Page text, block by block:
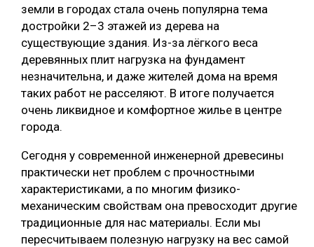
земли в городах стала очень популярна тема
достройки 2–3 этажей из дерева на
существующие здания. Из-за лёгкого веса
деревянных плит нагрузка на фундамент
незначительна, и даже жителей дома на время
таких работ не расселяют. В итоге получается
очень ликвидное и комфортное жилье в центре
города.
Сегодня у современной инженерной древесины
практически нет проблем с прочностными
характеристиками, а по многим физико-
механическим свойствам она превосходит другие
традиционные для нас материалы. Если мы
пересчитываем полезную нагрузку на вес самой